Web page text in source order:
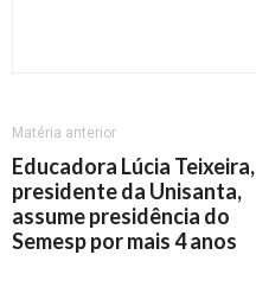
Matéria anterior
Educadora Lúcia Teixeira,
presidente da Unisanta,
assume presidência do
Semesp por mais 4 anos